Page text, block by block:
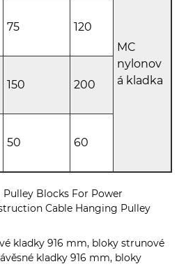
MC
nylonov
á kladka
75 120
150 200
50 60
kladky 916 mm, bloky strunové
kladky 916 mm, bloky